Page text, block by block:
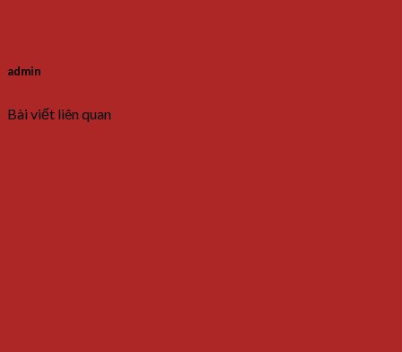
admin
Bài viết liên quan